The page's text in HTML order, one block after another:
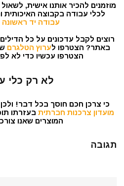
מוזמנים להכיר אותנו אישית,
לכלי עבודה בקבוצה האיכותית
עבודה יד ראשונה
רוצים לקבל עדכונים על כל
באתר? הצטרפו לערוץ הטלגרם
הצטרפו עכשיו כדי לא
לא רק כלי
כי צרכן חכם חוסך בכל דבר!
מועדון צרכנות חברתית בעזרתו
המוצרים שאנו
תגובה